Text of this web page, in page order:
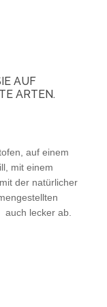
AUF
ARTEN.
auf einem
mit einem
der natürlicher
lecker ab.